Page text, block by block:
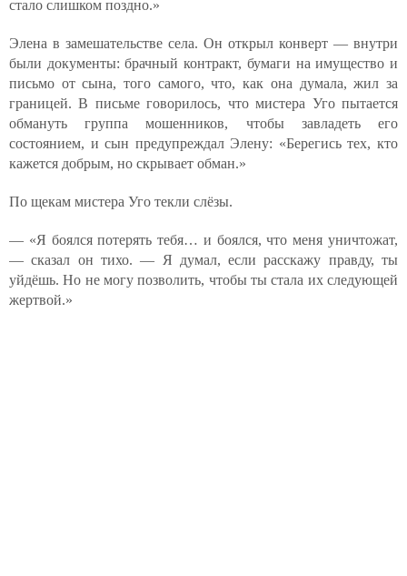
стало слишком поздно.»
Элена в замешательстве села. Он открыл конверт — внутри
были документы: брачный контракт, бумаги на имущество и
письмо от сына, того самого, что, как она думала, жил за
границей. В письме говорилось, что мистера Уго пытается
обмануть группа мошенников, чтобы завладеть его
состоянием, и сын предупреждал Элену: «Берегись тех, кто
кажется добрым, но скрывает обман.»
По щекам мистера Уго текли слёзы.
— «Я боялся потерять тебя… и боялся, что меня уничтожат,
— сказал он тихо. — Я думал, если расскажу правду, ты
уйдёшь. Но не могу позволить, чтобы ты стала их следующей
жертвой.»